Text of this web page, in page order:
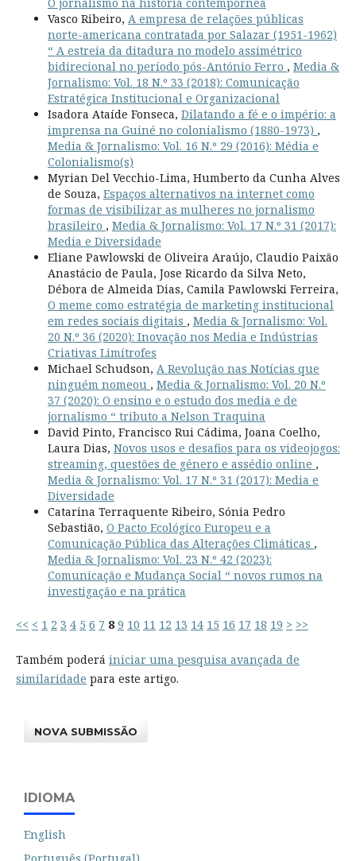
Vasco Ribeiro, A empresa de relações públicas
norte-americana contratada por Salazar (1951-1962)
“ A estreia da ditadura no modelo assimétrico
bidirecional no período pós-António Ferro , Media &
Jornalismo: Vol. 18 N.º 33 (2018): Comunicação
Estratégica Institucional e Organizacional
Isadora Ataíde Fonseca, Dilatando a fé e o império: a
imprensa na Guiné no colonialismo (1880-1973) ,
Media & Jornalismo: Vol. 16 N.º 29 (2016): Média e
Colonialismo(s)
Myrian Del Vecchio-Lima, Humberto da Cunha Alves
de Souza, Espaços alternativos na internet como
formas de visibilizar as mulheres no jornalismo
brasileiro , Media & Jornalismo: Vol. 17 N.º 31 (2017):
Media e Diversidade
Eliane Pawlowski de Oliveira Araújo, Claudio Paixão
Anastácio de Paula, Jose Ricardo da Silva Neto,
Débora de Almeida Dias, Camila Pawlowski Ferreira,
O meme como estratégia de marketing institucional
em redes sociais digitais , Media & Jornalismo: Vol.
20 N.º 36 (2020): Inovação nos Media e Indústrias
Criativas Limítrofes
Michael Schudson, A Revolução nas Notícias que
ninguém nomeou , Media & Jornalismo: Vol. 20 N.º
37 (2020): O ensino e o estudo dos media e de
jornalismo “ tributo a Nelson Traquina
David Pinto, Francisco Rui Cádima, Joana Coelho,
Laura Dias, Novos usos e desafios para os videojogos:
streaming, questões de género e assédio online ,
Media & Jornalismo: Vol. 17 N.º 31 (2017): Media e
Diversidade
Catarina Terraquente Ribeiro, Sónia Pedro
Sebastião, O Pacto Ecológico Europeu e a
Comunicação Pública das Alterações Climáticas ,
Media & Jornalismo: Vol. 23 N.º 42 (2023):
Comunicação e Mudança Social “ novos rumos na
investigação e na prática
<< < 1 2 3 4 5 6 7 8 9 10 11 12 13 14 15 16 17 18 19 > >>
Também poderá iniciar uma pesquisa avançada de
similaridade para este artigo.
NOVA SUBMISSÃO
IDIOMA
English